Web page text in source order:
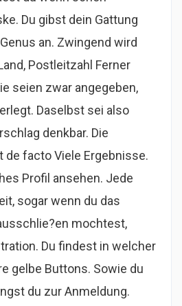
Du gibst dein Gattung
an. Zwingend wird
Postleitzahl Ferner
seien zwar angegeben,
Daselbst sei also
denkbar. Die
de facto Viele Ergebnisse.
Profil ansehen. Jede
sogar wenn du das
mochtest,
Du findest in welcher
gelbe Buttons. Sowie du
du zur Anmeldung.